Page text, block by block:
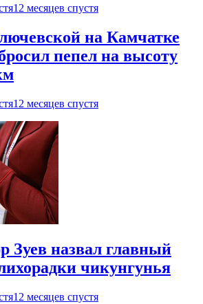
12 месяцев спустя
на Камчатке
пепел на высоту
12 месяцев спустя
Зуев назвал главный
чикунгунья
12 месяцев спустя